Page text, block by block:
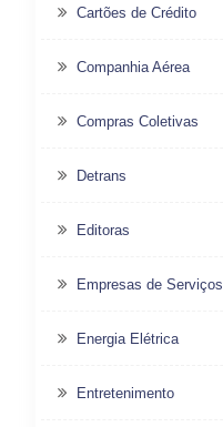
Cartões de Crédito
Companhia Aérea
Compras Coletivas
Detrans
Editoras
Empresas de Serviços
Energia Elétrica
Entretenimento